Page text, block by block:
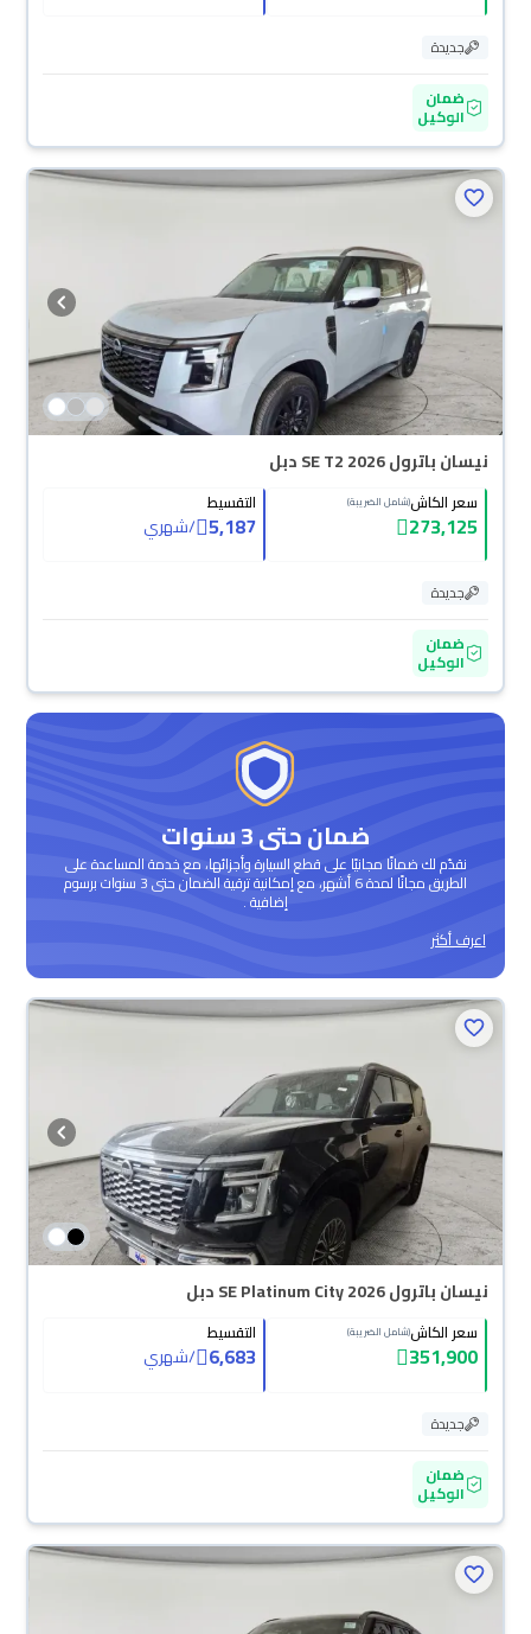
جديدة
ضمان
الوكيل
نيسان باترول SE T2 2026 دبل
سعر الكاش(شامل الضريبة)
273,125
التقسيط
5,187
/شهري
جديدة
ضمان
الوكيل
ضمان حتى 3 سنوات
نقدّم لك ضمانًا مجانيًا على قطع السيارة وأجزائها، مع خدمة المساعدة على
الطريق مجانًا لمدة 6 أشهر، مع إمكانية ترقية الضمان حتى 3 سنوات برسوم
إضافية .
اعرف أكثر
نيسان باترول SE Platinum City 2026 دبل
سعر الكاش(شامل الضريبة)
351,900
التقسيط
6,683
/شهري
جديدة
ضمان
الوكيل